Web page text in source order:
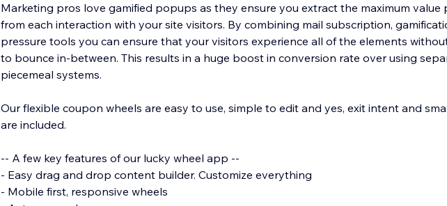
Marketing pros love gamified popups as they ensure you extract the maximum value
from each interaction with your site visitors. By combining mail subscription,
pressure tools you can ensure that your visitors experience all of the elements
to bounce in-between. This results in a huge boost in conversion rate over using
piecemeal systems.
Our flexible coupon wheels are easy to use, simple to edit and yes, exit intent and
are included.
-- A few key features of our lucky wheel app --
- Easy drag and drop content builder. Customize everything
- Mobile first, responsive wheels